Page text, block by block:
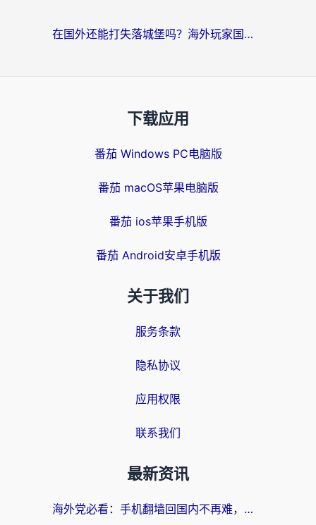
在国外还能打失落城堡吗？海外玩家国服游戏加速终极指南（附北美玩online加速器下载技巧）
下载应用
番茄 Windows PC电脑版
番茄 macOS苹果电脑版
番茄 ios苹果手机版
番茄 Android安卓手机版
关于我们
服务条款
隐私协议
应用权限
联系我们
最新资讯
海外党必看：手机翻墙回国内不再难，一篇搞定无缝访问国内资源指南